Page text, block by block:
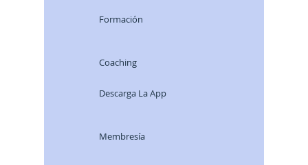
Formación
Coaching
Descarga La App
Membresía